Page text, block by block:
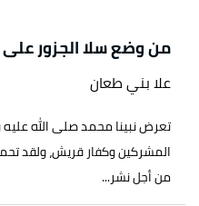
من وضع سلا الجزور
علا بني طعان
تعرض نبينا محمد صلى الله
المشركين وكفار قريش، ولقد
من أجل نشر...